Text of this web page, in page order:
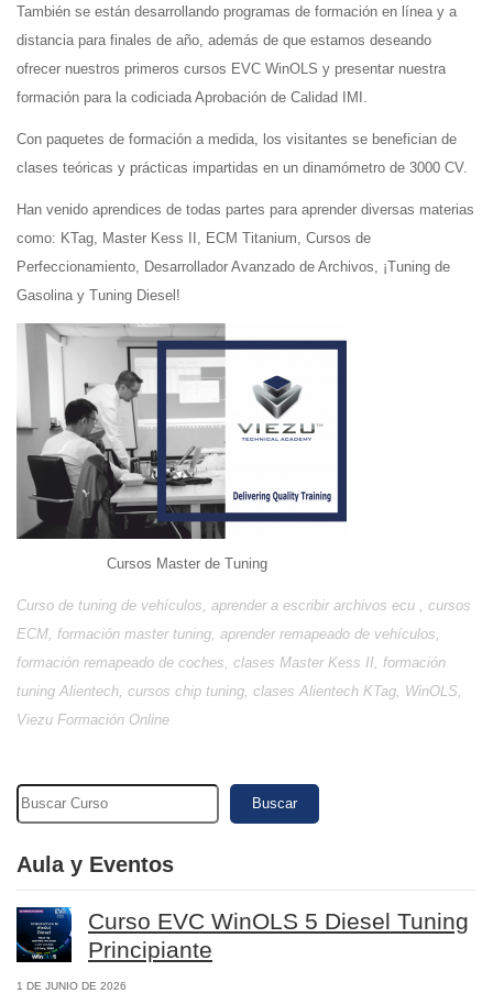
También se están desarrollando programas de formación en línea y a
distancia para finales de año, además de que estamos deseando
ofrecer nuestros primeros cursos EVC WinOLS y presentar nuestra
formación para la codiciada Aprobación de Calidad IMI.
Con paquetes de formación a medida, los visitantes se benefician de
clases teóricas y prácticas impartidas en un dinamómetro de 3000 CV.
Han venido aprendices de todas partes para aprender diversas materias
como: KTag, Master Kess II, ECM Titanium, Cursos de
Perfeccionamiento, Desarrollador Avanzado de Archivos, ¡Tuning de
Gasolina y Tuning Diesel!
Cursos Master de Tuning
Curso de tuning de vehículos, aprender a escribir archivos ecu , cursos
ECM, formación master tuning, aprender remapeado de vehículos,
formación remapeado de coches, clases Master Kess II, formación
tuning Alientech, cursos chip tuning, clases Alientech KTag, WinOLS,
Viezu Formación Online
Buscar
Aula y Eventos
Curso EVC WinOLS 5 Diesel Tuning
Principiante
1 DE JUNIO DE 2026